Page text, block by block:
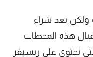
ولكن بعد شراء
هذه المحطات
تحتوي على ريسيفر